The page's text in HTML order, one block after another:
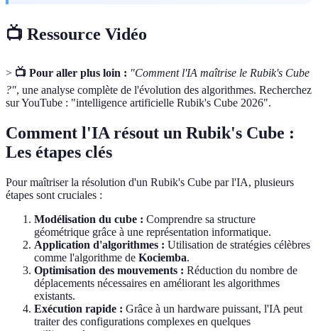
📺 Ressource Vidéo
> 📺 Pour aller plus loin : "Comment l'IA maîtrise le Rubik's Cube
?", une analyse complète de l'évolution des algorithmes. Recherchez
sur YouTube : "intelligence artificielle Rubik's Cube 2026".
Comment l'IA résout un Rubik's Cube :
Les étapes clés
Pour maîtriser la résolution d'un Rubik's Cube par l'IA, plusieurs
étapes sont cruciales :
Modélisation du cube : Comprendre sa structure
géométrique grâce à une représentation informatique.
Application d'algorithmes : Utilisation de stratégies célèbres
comme l'algorithme de Kociemba.
Optimisation des mouvements : Réduction du nombre de
déplacements nécessaires en améliorant les algorithmes
existants.
Exécution rapide : Grâce à un hardware puissant, l'IA peut
traiter des configurations complexes en quelques